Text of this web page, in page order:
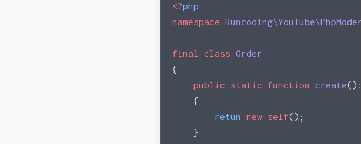
<?php
namespace
final class Order
{
    public
static function create()
    {
        retun
new self();
    }